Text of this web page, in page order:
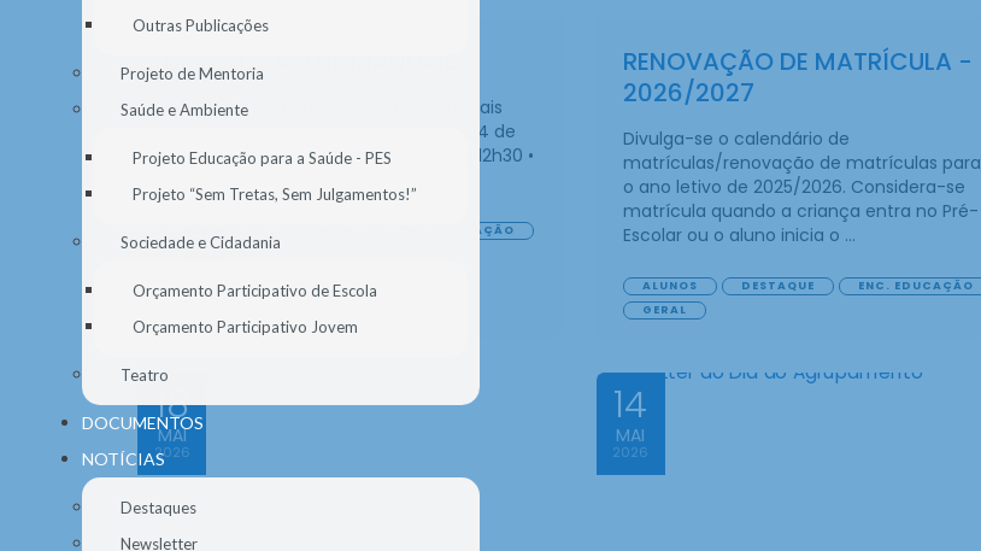
Outras Publicações
Projeto de Mentoria
Saúde e Ambiente
Projeto Educação para a Saúde - PES
Projeto “Sem Tretas, Sem Julgamentos!”
Sociedade e Cidadania
Orçamento Participativo de Escola
Orçamento Participativo Jovem
Teatro
DOCUMENTOS
NOTÍCIAS
Destaques
Newsletter
DEVOLUÇÃO DE MANUAIS
Informa-se que a receção dos manuais
escolares foi prolongada até ao dia 24 de
julho, no seguinte horário: • 09h30 às 12h30 •
ENC. EDUCAÇÃO
RENOVAÇÃO DE MATRÍCULA -
2026/2027
Divulga-se o calendário de
matrículas/renovação de matrículas para
o ano letivo de 2025/2026. Considera-se
matrícula quando a criança entra no Pré-
Escolar ou o aluno inicia o ...
ALUNOS DESTAQUE
ENC. EDUCAÇÃO
GERAL
18
MAI
2026
14
MAI
2026